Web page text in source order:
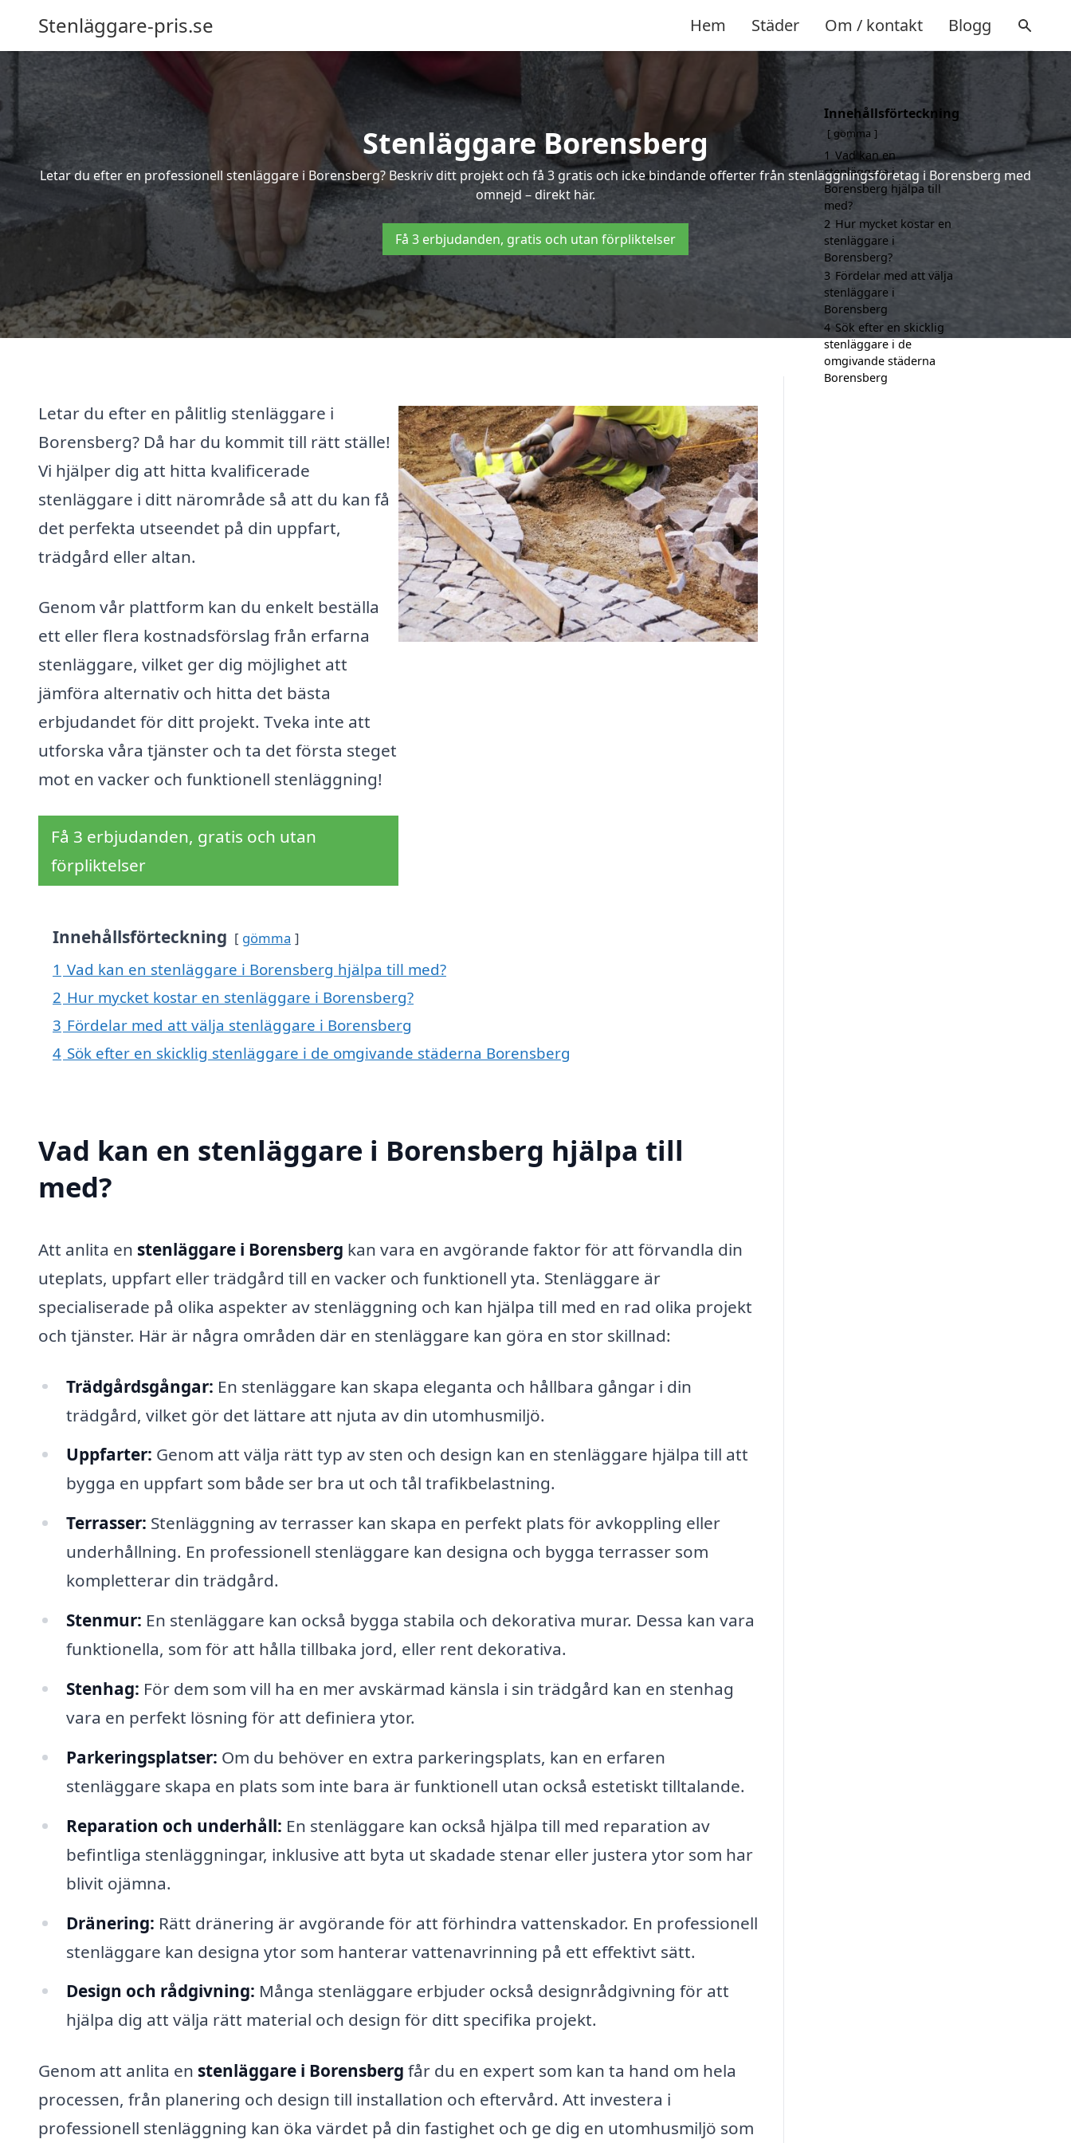
Stenläggare-pris.se Hem Städer Om / kontakt Blogg
Stenläggare Borensberg
Letar du efter en professionell stenläggare i Borensberg? Beskriv ditt projekt och få 3 gratis och icke bindande offerter från stenläggningsföretag i Borensberg med
omnejd – direkt här.
Få 3 erbjudanden, gratis och utan förpliktelser
Letar du efter en pålitlig stenläggare i
Borensberg? Då har du kommit till rätt ställe!
Vi hjälper dig att hitta kvalificerade
stenläggare i ditt närområde så att du kan få
det perfekta utseendet på din uppfart,
trädgård eller altan.
Genom vår plattform kan du enkelt beställa
ett eller flera kostnadsförslag från erfarna
stenläggare, vilket ger dig möjlighet att
jämföra alternativ och hitta det bästa
erbjudandet för ditt projekt. Tveka inte att
utforska våra tjänster och ta det första steget
mot en vacker och funktionell stenläggning!
Få 3 erbjudanden, gratis och utan
förpliktelser
Innehållsförteckning gömma
1 Vad kan en stenläggare i Borensberg hjälpa till med?
2 Hur mycket kostar en stenläggare i Borensberg?
3 Fördelar med att välja stenläggare i Borensberg
4 Sök efter en skicklig stenläggare i de omgivande städerna Borensberg
Vad kan en stenläggare i Borensberg hjälpa till
med?
Att anlita en stenläggare i Borensberg kan vara en avgörande faktor för att förvandla din
uteplats, uppfart eller trädgård till en vacker och funktionell yta. Stenläggare är
specialiserade på olika aspekter av stenläggning och kan hjälpa till med en rad olika projekt
och tjänster. Här är några områden där en stenläggare kan göra en stor skillnad:
Trädgårdsgångar: En stenläggare kan skapa eleganta och hållbara gångar i din
trädgård, vilket gör det lättare att njuta av din utomhusmiljö.
Uppfarter: Genom att välja rätt typ av sten och design kan en stenläggare hjälpa till att
bygga en uppfart som både ser bra ut och tål trafikbelastning.
Terrasser: Stenläggning av terrasser kan skapa en perfekt plats för avkoppling eller
underhållning. En professionell stenläggare kan designa och bygga terrasser som
kompletterar din trädgård.
Stenmur: En stenläggare kan också bygga stabila och dekorativa murar. Dessa kan vara
funktionella, som för att hålla tillbaka jord, eller rent dekorativa.
Stenhag: För dem som vill ha en mer avskärmad känsla i sin trädgård kan en stenhag
vara en perfekt lösning för att definiera ytor.
Parkeringsplatser: Om du behöver en extra parkeringsplats, kan en erfaren
stenläggare skapa en plats som inte bara är funktionell utan också estetiskt tilltalande.
Reparation och underhåll: En stenläggare kan också hjälpa till med reparation av
befintliga stenläggningar, inklusive att byta ut skadade stenar eller justera ytor som har
blivit ojämna.
Dränering: Rätt dränering är avgörande för att förhindra vattenskador. En professionell
stenläggare kan designa ytor som hanterar vattenavrinning på ett effektivt sätt.
Design och rådgivning: Många stenläggare erbjuder också designrådgivning för att
hjälpa dig att välja rätt material och design för ditt specifika projekt.
Genom att anlita en stenläggare i Borensberg får du en expert som kan ta hand om hela
processen, från planering och design till installation och eftervård. Att investera i
professionell stenläggning kan öka värdet på din fastighet och ge dig en utomhusmiljö som
Innehållsförteckning
gömma
1 Vad kan en
stenläggare i
Borensberg hjälpa till
med?
2 Hur mycket kostar en
stenläggare i
Borensberg?
3 Fördelar med att välja
stenläggare i
Borensberg
4 Sök efter en skicklig
stenläggare i de
omgivande städerna
Borensberg